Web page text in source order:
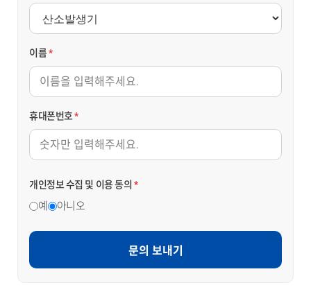
이름*
휴대폰번호*
개인정보 수집 및 이용 동의 *
예 아니오
문의 보내기